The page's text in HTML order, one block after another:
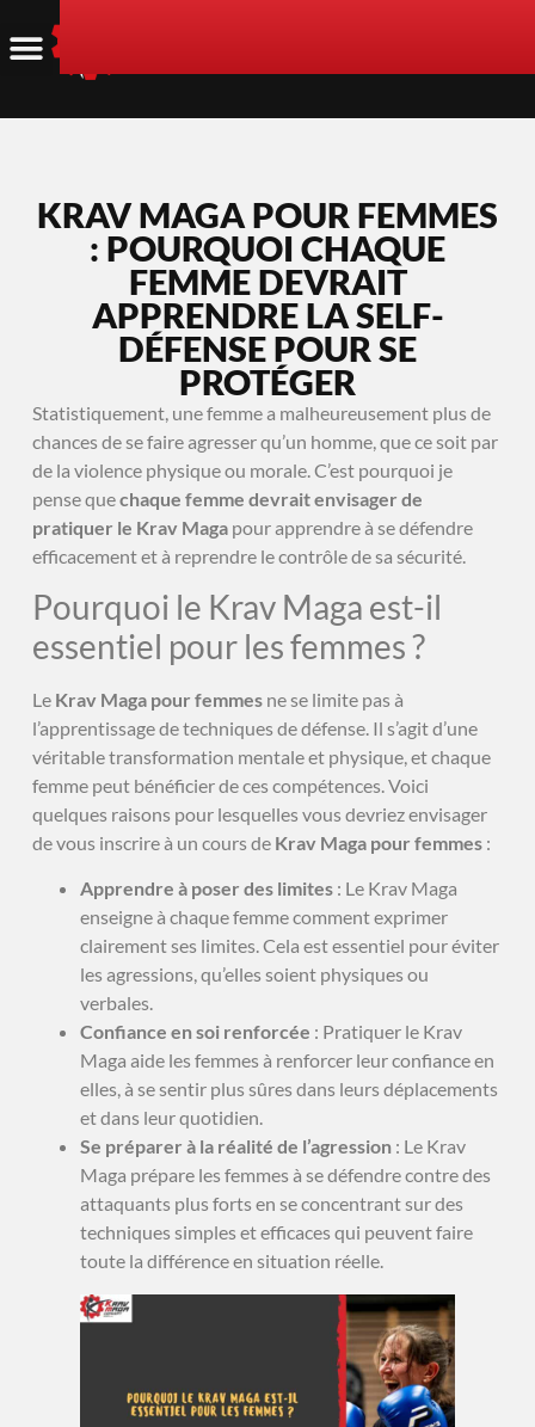
KRAV MAGA POUR FEMMES
: POURQUOI CHAQUE
FEMME DEVRAIT
APPRENDRE LA SELF-
DÉFENSE POUR SE
PROTÉGER
Statistiquement, une femme a malheureusement plus de
chances de se faire agresser qu’un homme, que ce soit par
de la violence physique ou morale. C’est pourquoi je
pense quechaque femme devrait envisager de
pratiquer le Krav Magapour apprendre à se défendre
efficacement et à reprendre le contrôle de sa sécurité.
Pourquoi le Krav Maga est-il
essentiel pour les femmes ?
Le Krav Maga pour femmesne se limite pas à
l’apprentissage de techniques de défense. Il s’agit d’une
véritable transformation mentale et physique, et chaque
femme peut bénéficier de ces compétences. Voici
quelques raisons pour lesquelles vous devriez envisager
de vous inscrire à un cours de Krav Maga pour femmes:
Apprendre à poser des limites: Le Krav Maga
enseigne à chaque femme comment exprimer
clairement ses limites. Cela est essentiel pour éviter
les agressions, qu’elles soient physiques ou
verbales.
Confiance en soi renforcée : Pratiquer le Krav
Maga aide les femmes à renforcer leur confiance en
elles, à se sentir plus sûres dans leurs déplacements
et dans leur quotidien.
Se préparer à la réalité de l’agression: Le Krav
Maga prépare les femmes à se défendre contre des
attaquants plus forts en se concentrant sur des
techniques simples et efficaces qui peuvent faire
toute la différence en situation réelle.